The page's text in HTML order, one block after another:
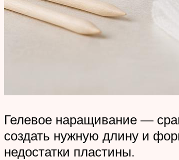
Гелевое наращивание —
создать нужную длину и
недостатки пластины.